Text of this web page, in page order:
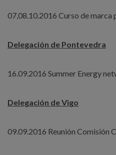
07,08.10.2016 Curso de marca
Delegación de Pontevedra
16.09.2016 Summer Energy
Delegación de Vigo
09.09.2016 Reunión Comisión